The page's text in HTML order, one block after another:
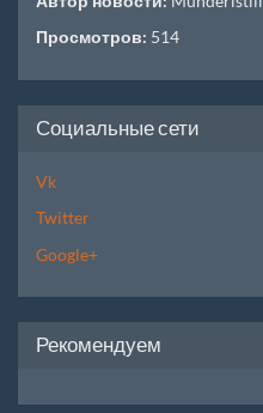
Просмотров: 514
Социальные сети
Vk
Twitter
Google+
Рекомендуем